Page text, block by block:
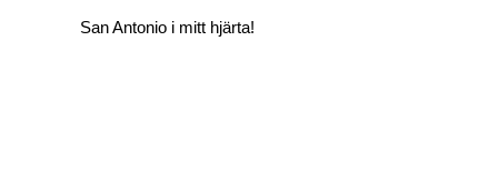
San Antonio i mitt hjärta!